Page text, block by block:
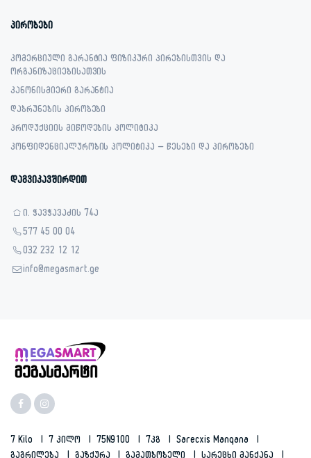
პირობები
კომერციული გარანტია ფიზიკური პირებისთვის და
ორგანიზაციებისათვის
კანონისმიერი გარანტია
დაბრუნების პირობები
პროდუქციის მიწოდების პოლიტიკა
კონფიდენციალურობის პოლიტიკა – წესები და პირობები
დაგვიკავშირდით
ი. ჭავჭავაძის 74ა
577 45 00 04
032 232 12 12
info@megasmart.ge
7 Kilo 7 Კილო 75N9100 7კგ
Sarecxis Manqana